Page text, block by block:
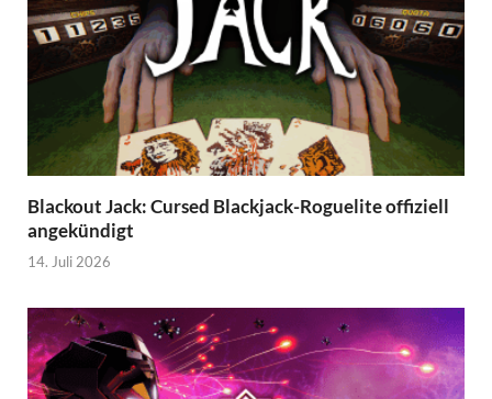
Blackout Jack: Cursed Blackjack-Roguelite offiziell
angekündigt
14. Juli 2026